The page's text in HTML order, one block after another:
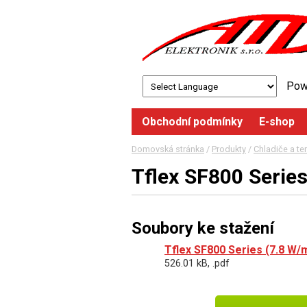
Obchodní podmínky E-shop
Domovská stránka / Produkty / Chladiče a
Tflex SF800
Soubory ke stažení
Tflex SF800 Series (7.8 W/
526.01 kB, .pdf